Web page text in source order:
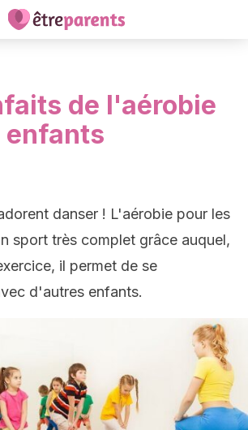
de l'aérobie
enfants
danser ! L'aérobie pour les
sport très complet grâce auquel,
il permet de se
d'autres enfants.